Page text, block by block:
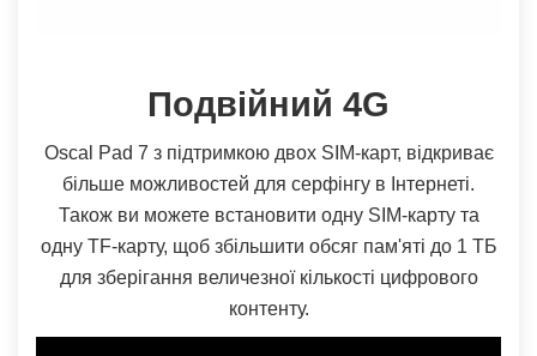
Подвійний 4G
Oscal Pad 7 з підтримкою двох SIM-карт, відкриває
більше можливостей для серфінгу в Інтернеті.
Також ви можете встановити одну SIM-карту та
одну TF-карту, щоб збільшити обсяг пам'яті до 1 ТБ
для зберігання величезної кількості цифрового
контенту.